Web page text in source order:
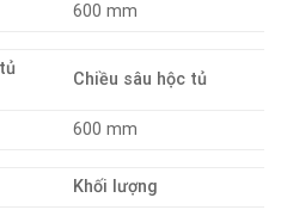
600 mm
Chiều sâu hộc tủ
600 mm
Khối lượng